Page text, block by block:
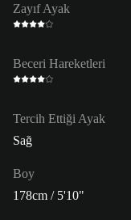
Zayıf Ayak
Beceri Hareketleri
Tercih Ettiği Ayak
Sağ
Boy
178cm / 5'10"